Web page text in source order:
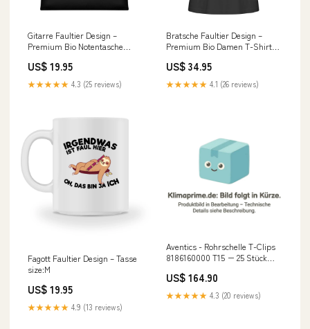
Gitarre Faultier Design –
Premium Bio Notentasche
US$ 19.95
★★★★★ 4.3 (25 reviews)
Bratsche Faultier Design –
Premium Bio Damen T-Shirt
US$ 34.95
★★★★★ 4.1 (26 reviews)
Fagott Faultier Design – Tasse
size:M
US$ 19.95
★★★★★ 4.9 (13 reviews)
Aventics - Rohrschelle T-Clips
8186160000 T15 − 25 Stück
US$ 164.90
★★★★★ 4.3 (20 reviews)